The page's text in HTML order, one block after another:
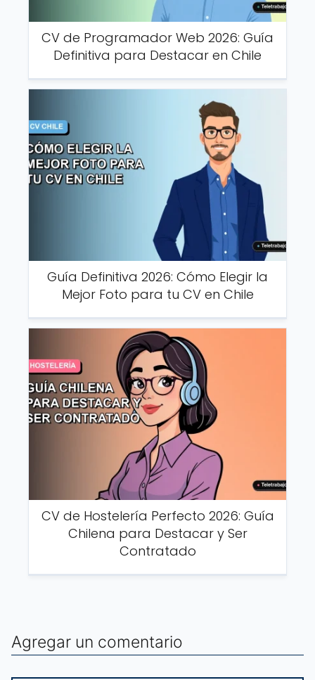
CV de Programador Web 2026: Guía
Definitiva para Destacar en Chile
Guía Definitiva 2026: Cómo Elegir la
Mejor Foto para tu CV en Chile
CV de Hostelería Perfecto 2026: Guía
Chilena para Destacar y Ser
Contratado
Agregar un comentario